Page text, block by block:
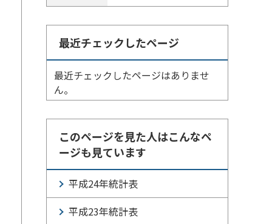
最近チェックしたページ
最近チェックしたページはありませ
ん。
このページを見た人はこんなペ
ージも見ています
平成24年統計表
平成23年統計表